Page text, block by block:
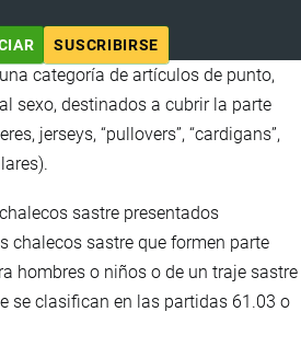
SUSCRIBIRSE
categoría de artículos de punto,
sexo, destinados a cubrir la parte
jerseys, “pullovers”, “cardigans”,
sastre presentados
chalecos sastre que formen parte
hombres o niños o de un traje sastre
se clasifican en las partidas 61.03 o